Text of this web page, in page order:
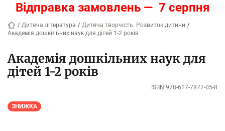
Відправка замовлень — 7 серпня
/ Дитяча література / Дитяча творчість. Розвиток дитини /
Академія дошкільних наук для дітей 1-2 років
Академія дошкільних наук для
дітей 1-2 років
ISBN 978-617-7877-05-8
ЗНИЖКА